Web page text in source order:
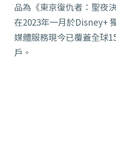
品為《東京復仇者：聖夜
在2023年一月於Disney+
媒體服務現今已覆蓋全球
戶。